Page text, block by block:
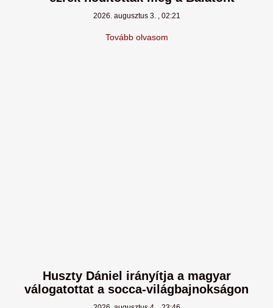
2026. augusztus 3. 02:21
Tovább olvasom
Huszty Dániel irányítja a magyar
válogatottat a socca-világbajnokságon